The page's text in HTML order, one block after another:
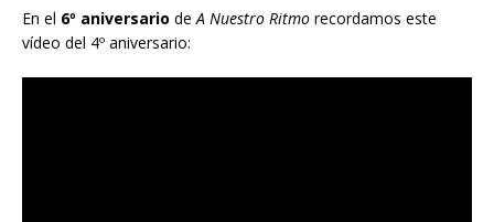
En el 6º aniversario de A Nuestro Ritmo recordamos este
vídeo del 4º aniversario: